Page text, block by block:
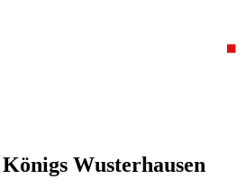
Wusterhausen